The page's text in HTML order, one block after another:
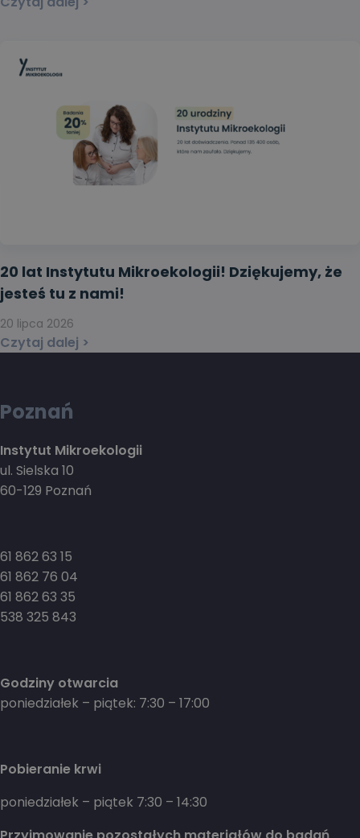
20 lat Instytutu Mikroekologii! Dziękujemy, że
jesteś tu z nami!
Czytaj dalej >
20 lipca 2026
Poznań
Instytut Mikroekologii
ul. Sielska 10
60-129 Poznań
61 862 63 15
61 862 76 04
61 862 63 35
538 325 843
Godziny otwarcia
poniedziałek – piątek: 7:30 – 17:00
Pobieranie krwi
poniedziałek – piątek 7:30 – 14:30